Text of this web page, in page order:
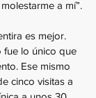
a mí”.
es mejor.
fue lo único que
Ese mismo
cinco visitas a